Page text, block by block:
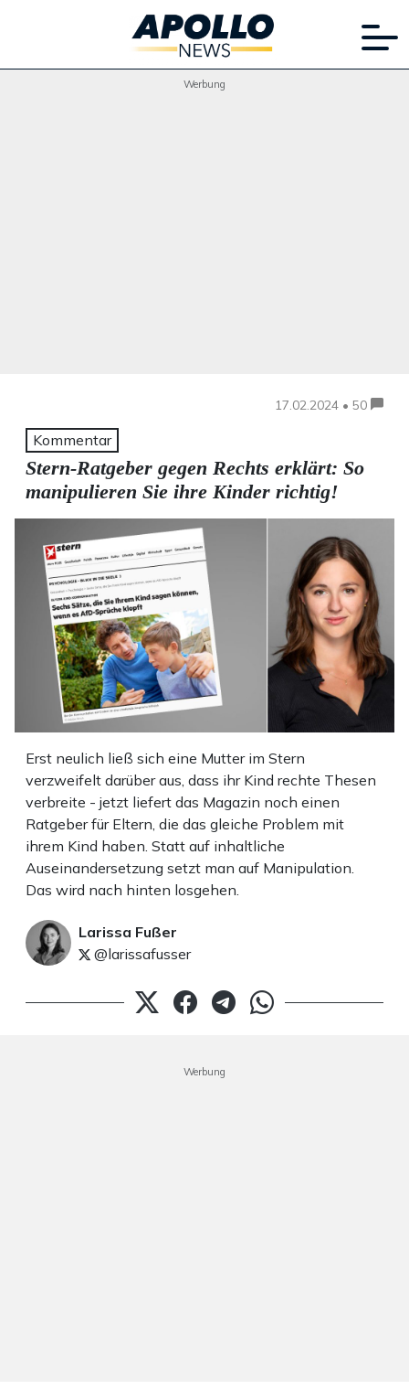
Werbung
17.02.2024 • 50
Kommentar
Stern-Ratgeber gegen Rechts erklärt: So
manipulieren Sie ihre Kinder richtig!
Erst neulich ließ sich eine Mutter im Stern
verzweifelt darüber aus, dass ihr Kind rechte Thesen
verbreite - jetzt liefert das Magazin noch einen
Ratgeber für Eltern, die das gleiche Problem mit
ihrem Kind haben. Statt auf inhaltliche
Auseinandersetzung setzt man auf Manipulation.
Das wird nach hinten losgehen.
Larissa Fußer
@larissafusser
Werbung